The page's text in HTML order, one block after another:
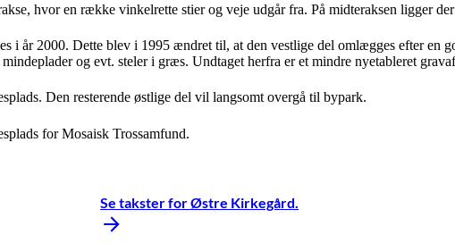
hvor en række vinkelrette stier og veje udgår fra. På midteraksen ligger
i år 2000. Dette blev i 1995 ændret til, at den vestlige del omlægges efter en
og evt. steler i græs. Undtaget herfra er et mindre nyetableret
Den resterende østlige del vil langsomt overgå til bypark.
for Mosaisk Trossamfund.
Se takster for Østre Kirkegård.